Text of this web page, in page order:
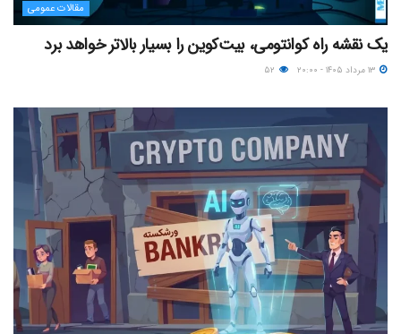
مقالات عمومی
یک نقشه راه کوانتومی، بیت‌کوین را بسیار بالاتر خواهد برد